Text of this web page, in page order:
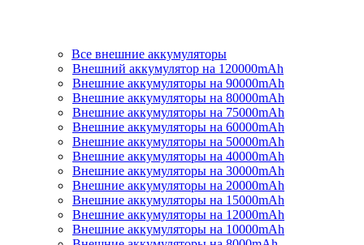
Все внешние аккумуляторы
Внешний аккумулятор на 120000mAh
Внешние аккумуляторы на 90000mAh
Внешние аккумуляторы на 80000mAh
Внешние аккумуляторы на 75000mAh
Внешние аккумуляторы на 60000mAh
Внешние аккумуляторы на 50000mAh
Внешние аккумуляторы на 40000mAh
Внешние аккумуляторы на 30000mAh
Внешние аккумуляторы на 20000mAh
Внешние аккумуляторы на 15000mAh
Внешние аккумуляторы на 12000mAh
Внешние аккумуляторы на 10000mAh